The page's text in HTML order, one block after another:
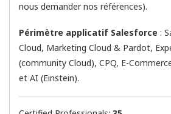
nous demander nos références).
Périmètre applicatif Salesforce :
Cloud, Marketing Cloud & Pardot,
(community Cloud), CPQ, E-
et AI (Einstein).